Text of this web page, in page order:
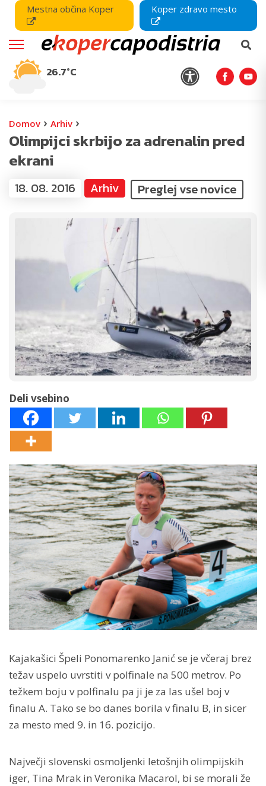
Mestna občina Koper Koper zdravo mesto
26.7°C
Domov › Arhiv ›
Olimpijci skrbijo za adrenalin pred
ekrani
18. 08. 2016 Arhiv Preglej vse novice
Deli vsebino
Kajakašici Špeli Ponomarenko Janić se je včeraj brez
težav uspelo uvrstiti v polfinale na 500 metrov. Po
težkem boju v polfinalu pa ji je za las ušel boj v
finalu A. Tako se bo danes borila v finalu B, in sicer
za mesto med 9. in 16. pozicijo.
Največji slovenski osmoljenki letošnjih olimpijskih
iger, Tina Mrak in Veronika Macarol, bi se morali že